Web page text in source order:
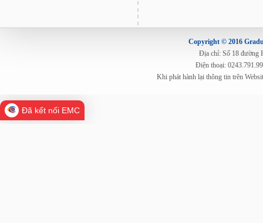
Copyright © 2016
Địa chỉ: Số 18 đường
Điện thoại:
Khi phát hành lại thông tin trên
Đã kết nối EMC